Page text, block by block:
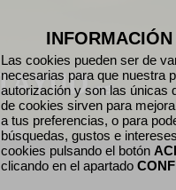
Las cookies pueden ser de
necesarias para que nuestra
autorización y son las únicas
de cookies sirven para
a tus preferencias, o para
búsquedas, gustos e
cookies pulsando el botón
clicando en el apartado